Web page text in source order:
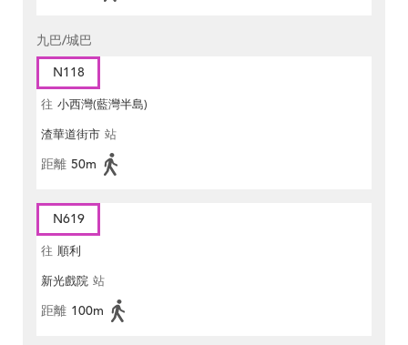
九巴/城巴
N118
往 小西灣(藍灣半島)
渣華道街市 站
距離 50m
N619
往 順利
新光戲院 站
距離 100m